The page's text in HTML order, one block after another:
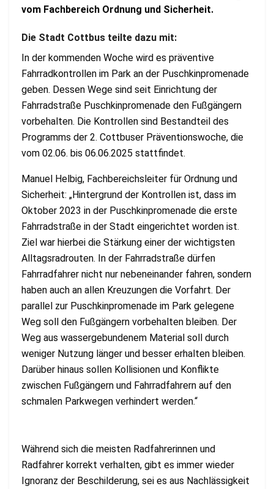
vom Fachbereich Ordnung und Sicherheit.
Die Stadt Cottbus teilte dazu mit:
In der kommenden Woche wird es präventive
Fahrradkontrollen im Park an der Puschkinpromenade
geben. Dessen Wege sind seit Einrichtung der
Fahrradstraße Puschkinpromenade den Fußgängern
vorbehalten. Die Kontrollen sind Bestandteil des
Programms der 2. Cottbuser Präventionswoche, die
vom 02.06. bis 06.06.2025 stattfindet.
Manuel Helbig, Fachbereichsleiter für Ordnung und
Sicherheit: „Hintergrund der Kontrollen ist, dass im
Oktober 2023 in der Puschkinpromenade die erste
Fahrradstraße in der Stadt eingerichtet worden ist.
Ziel war hierbei die Stärkung einer der wichtigsten
Alltagsradrouten. In der Fahrradstraße dürfen
Fahrradfahrer nicht nur nebeneinander fahren, sondern
haben auch an allen Kreuzungen die Vorfahrt. Der
parallel zur Puschkinpromenade im Park gelegene
Weg soll den Fußgängern vorbehalten bleiben. Der
Weg aus wassergebundenem Material soll durch
weniger Nutzung länger und besser erhalten bleiben.
Darüber hinaus sollen Kollisionen und Konflikte
zwischen Fußgängern und Fahrradfahrern auf den
schmalen Parkwegen verhindert werden.“
Während sich die meisten Radfahrerinnen und
Radfahrer korrekt verhalten, gibt es immer wieder
Ignoranz der Beschilderung, sei es aus Nachlässigkeit